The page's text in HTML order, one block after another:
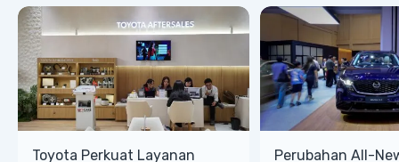
Toyota Perkuat Layanan
Perubahan All-